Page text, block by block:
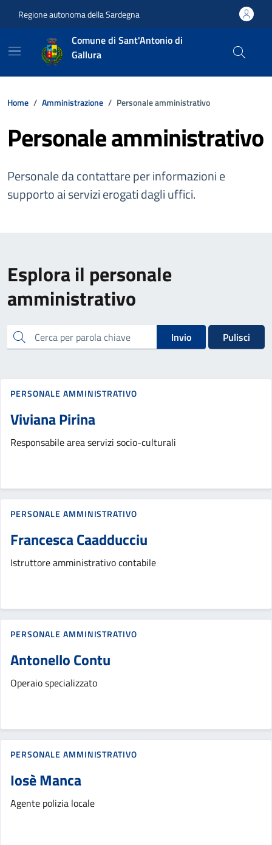
Regione autonoma della Sardegna
Comune di Sant'Antonio di
Gallura
Home Amministrazione Personale amministrativo
Personale amministrativo
Personale da contattare per informazioni e
supporto ai servizi erogati dagli uffici.
Esplora il personale
amministrativo
cerca Invio Pulisci
PERSONALE AMMINISTRATIVO
Viviana Pirina
Responsabile area servizi socio-culturali
PERSONALE AMMINISTRATIVO
Francesca Caadducciu
Istruttore amministrativo contabile
PERSONALE AMMINISTRATIVO
Antonello Contu
Operaio specializzato
PERSONALE AMMINISTRATIVO
Iosè Manca
Agente polizia locale